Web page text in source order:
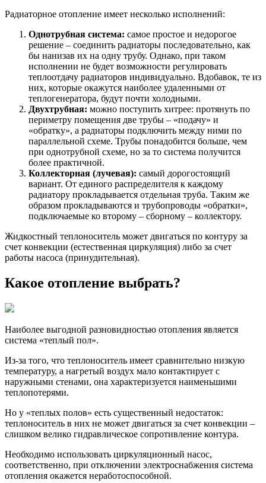
Радиаторное отопление имеет несколько исполнений:
Однотрубная система: самое простое и недорогое
решение – соединить радиаторы последовательно, как
бы нанизав их на одну трубу. Однако, при таком
исполнении не будет возможности регулировать
теплоотдачу радиаторов индивидуально. Вдобавок, те из
них, которые окажутся наиболее удаленными от
теплогенератора, будут почти холодными.
Двухтрубная: можно поступить хитрее: протянуть по
периметру помещения две трубы – «подачу» и
«обратку», а радиаторы подключить между ними по
параллельной схеме. Трубы понадобится больше, чем
при однотрубной схеме, но за то система получится
более практичной.
Коллекторная (лучевая): самый дорогостоящий
вариант. От единого распределителя к каждому
радиатору прокладывается отдельная труба. Таким же
образом прокладываются и трубопроводы «обратки»,
подключаемые ко второму – сборному – коллектору.
Жидкостный теплоноситель может двигаться по контуру за
счет конвекции (естественная циркуляция) либо за счет
работы насоса (принудительная).
Какое отопление выбрать?
Наиболее выгодной разновидностью отопления является
система «теплый пол».
Из-за того, что теплоноситель имеет сравнительно низкую
температуру, а нагретый воздух мало контактирует с
наружными стенами, она характеризуется наименьшими
теплопотерями.
Но у «теплых полов» есть существенный недостаток:
теплоноситель в них не может двигаться за счет конвекции –
слишком велико гидравлическое сопротивление контура.
Необходимо использовать циркуляционный насос,
соответственно, при отключении электроснабжения система
отопления окажется неработоспособной.